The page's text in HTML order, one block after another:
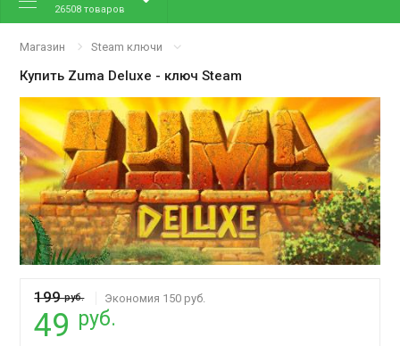
26508 товаров
Магазин Steam ключи
Купить Zuma Deluxe - ключ Steam
199руб. Экономия 150 руб.
49 руб.